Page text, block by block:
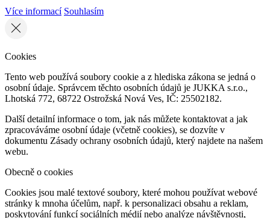
Více informací Souhlasím
Cookies
Tento web používá soubory cookie a z hlediska zákona se jedná o
osobní údaje. Správcem těchto osobních údajů je JUKKA s.r.o.,
Lhotská 772, 68722 Ostrožská Nová Ves, IČ: 25502182.
Další detailní informace o tom, jak nás můžete kontaktovat a jak
zpracováváme osobní údaje (včetně cookies), se dozvíte v
dokumentu Zásady ochrany osobních údajů, který najdete na našem
webu.
Obecně o cookies
Cookies jsou malé textové soubory, které mohou používat webové
stránky k mnoha účelům, např. k personalizaci obsahu a reklam,
poskytování funkcí sociálních médií nebo analýze návštěvnosti,